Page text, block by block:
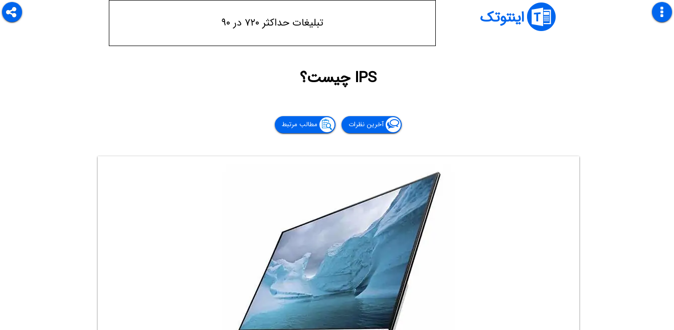
اینتوتک تبلیغات حداکثر ۷۲۰ در ۹۰
IPS چیست؟
آخرین نظرات مطالب مرتبط